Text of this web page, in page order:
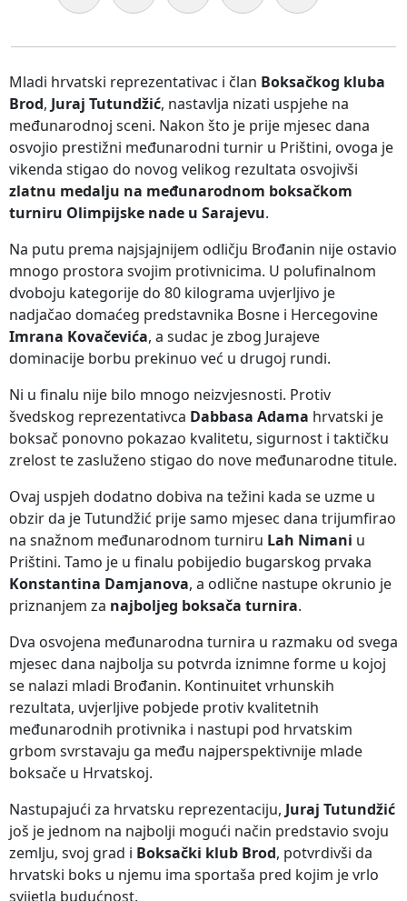
Mladi hrvatski reprezentativac i član Boksačkog kluba
Brod, Juraj Tutundžić, nastavlja nizati uspjehe na
međunarodnoj sceni. Nakon što je prije mjesec dana
osvojio prestižni međunarodni turnir u Prištini, ovoga je
vikenda stigao do novog velikog rezultata osvojivši
zlatnu medalju na međunarodnom boksačkom
turniru Olimpijske nade u Sarajevu.
Na putu prema najsjajnijem odličju Brođanin nije ostavio
mnogo prostora svojim protivnicima. U polufinalnom
dvoboju kategorije do 80 kilograma uvjerljivo je
nadjačao domaćeg predstavnika Bosne i Hercegovine
Imrana Kovačevića, a sudac je zbog Jurajeve
dominacije borbu prekinuo već u drugoj rundi.
Ni u finalu nije bilo mnogo neizvjesnosti. Protiv
švedskog reprezentativca Dabbasa Adama hrvatski je
boksač ponovno pokazao kvalitetu, sigurnost i taktičku
zrelost te zasluženo stigao do nove međunarodne titule.
Ovaj uspjeh dodatno dobiva na težini kada se uzme u
obzir da je Tutundžić prije samo mjesec dana trijumfirao
na snažnom međunarodnom turniru Lah Nimani u
Prištini. Tamo je u finalu pobijedio bugarskog prvaka
Konstantina Damjanova, a odlične nastupe okrunio je
priznanjem za najboljeg boksača turnira.
Dva osvojena međunarodna turnira u razmaku od svega
mjesec dana najbolja su potvrda iznimne forme u kojoj
se nalazi mladi Brođanin. Kontinuitet vrhunskih
rezultata, uvjerljive pobjede protiv kvalitetnih
međunarodnih protivnika i nastupi pod hrvatskim
grbom svrstavaju ga među najperspektivnije mlade
boksače u Hrvatskoj.
Nastupajući za hrvatsku reprezentaciju, Juraj Tutundžić
još je jednom na najbolji mogući način predstavio svoju
zemlju, svoj grad i Boksački klub Brod, potvrdivši da
hrvatski boks u njemu ima sportaša pred kojim je vrlo
svijetla budućnost.